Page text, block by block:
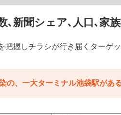
､新聞シェア､人口､家
握しチラシが行き届くターゲ
の、一大ターミナル池袋駅がある